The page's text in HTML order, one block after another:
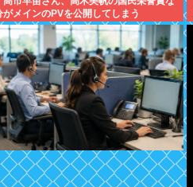
がメインのPVを公開してしまう